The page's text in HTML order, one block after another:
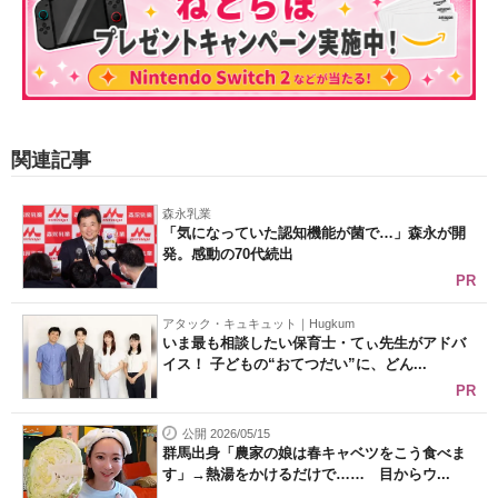
関連記事
森永乳業
「気になっていた認知機能が菌で…」森永が開
発。感動の70代続出
PR
アタック・キュキュット｜Hugkum
いま最も相談したい保育士・てぃ先生がアドバ
イス！ 子どもの“おてつだい”に、どん...
PR
公開 2026/05/15
群馬出身「農家の娘は春キャベツをこう食べま
す」→熱湯をかけるだけで…… 目からウ...